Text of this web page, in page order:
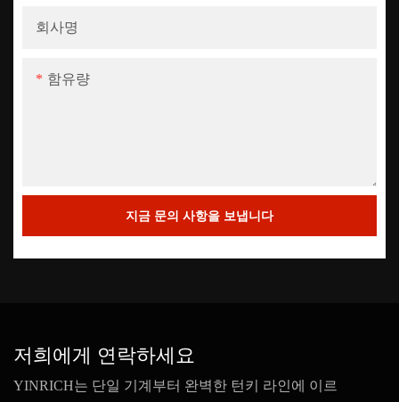
회사명
함유량
지금 문의 사항을 보냅니다
저희에게 연락하세요
YINRICH는 단일 기계부터 완벽한 턴키 라인에 이르